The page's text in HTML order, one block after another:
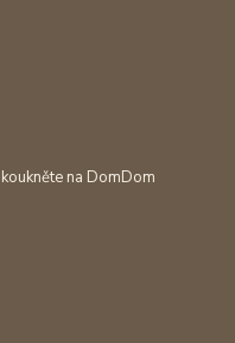
na DomDom